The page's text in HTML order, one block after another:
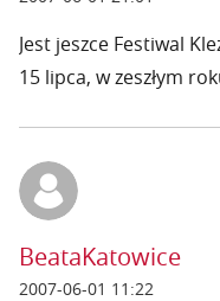
Jest jeszce Festiwal
15 lipca, w zeszłym
BeataKatowice
2007-06-01 11:22